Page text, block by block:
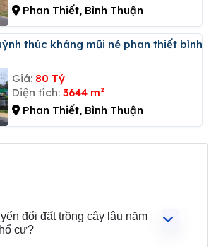
Phan Thiết, Bình Thuận
Giá: 80 Tỷ
Diện tích: 3644 m²
Phan Thiết, Bình Thuận
đổi đất trồng cây lâu năm
cư?